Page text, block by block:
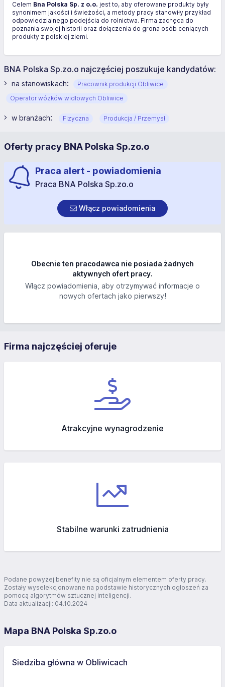
Celem Bna Polska Sp. z o.o. jest to, aby oferowane produkty były
synonimem jakości i świeżości, a metody pracy stanowiły przykład
odpowiedzialnego podejścia do rolnictwa. Firma zachęca do
poznania swojej historii oraz dołączenia do grona osób ceniących
produkty z polskiej ziemi.
BNA Polska Sp.zo.o najczęściej poszukuje kandydatów:
na stanowiskach:
Pracownik produkcji Obliwice
Operator wózków widłowych Obliwice
w branżach: Fizyczna Produkcja / Przemysł
Oferty pracy BNA Polska Sp.zo.o
Praca alert - powiadomienia
Praca BNA Polska Sp.zo.o
Włącz powiadomienia
Obecnie ten pracodawca nie posiada żadnych
aktywnych ofert pracy.
Włącz powiadomienia, aby otrzymywać informacje o
nowych ofertach jako pierwszy!
Firma najczęściej oferuje
Atrakcyjne wynagrodzenie
Stabilne warunki zatrudnienia
Podane powyżej benefity nie są oficjalnym elementem oferty pracy.
Zostały wyselekcjonowane na podstawie historycznych ogłoszeń za
pomocą algorytmów sztucznej inteligencji.
Data aktualizacji: 04.10.2024
Mapa BNA Polska Sp.zo.o
Siedziba główna w Obliwicach